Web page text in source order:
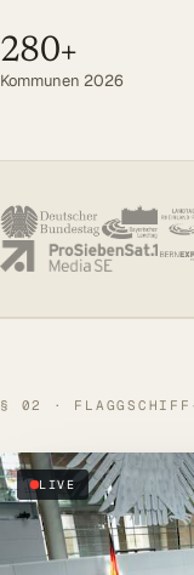
Voice AI Agents
Barrierefreiheit
Über uns
Referenzen
Mehr
UNTERNEHMEN
Über uns
Referenzen
280+
Kommunen 2026
§ 02 · FLAGGSCHIFF-
LIVE